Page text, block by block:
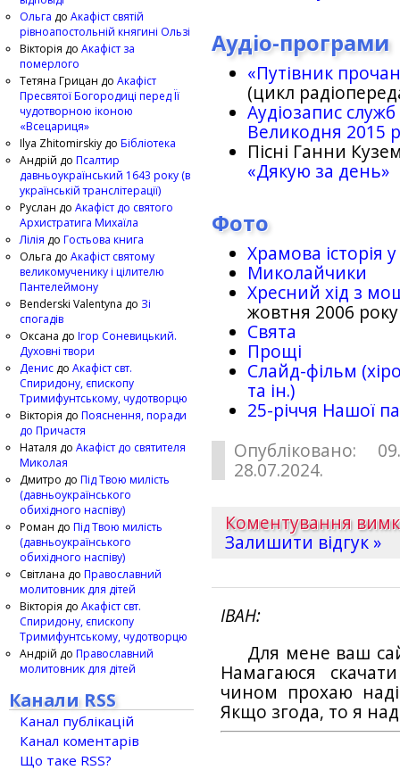
Аудіо-програми
«Путівник
(цикл
Аудіозапис
Великодня 2015
Пісні Ганни
«Дякую за день»
Фото
Храмова історія
Миколайчики
Хресний хід з
жовтня 2006 року
Свята
Прощі
Слайд-фільм
та ін.)
25-рiччя Нашої
Опубліковано:
28.07.2024.
Коментування
Залишити відгук »
ІВАН
Для мене ваш
Намагаюся
чином прохаю
Якщо згода, то я
Ольга до Акафіст святій
рівноапостольній княгині Ользі
Вікторія до Акафіст за
померлого
Тетяна Грицан до Акафіст
Пресвятої Богородиці перед Її
чудотворною іконою
«Всецариця»
Ilya Zhitomirskiy до Бібліотека
Андрій до Псалтир
давньоукраїнський 1643 року (в
українській транслітерації)
Руслан до Акафіст до святого
Архистратига Михаїла
Лілія до Гостьова книга
Ольга до Акафіст святому
великомученику і цілителю
Пантелеймону
Benderski Valentyna до Зі
спогадів
Оксана до Ігор Соневицький.
Духовні твори
Денис до Акафіст свт.
Спиридону, єпископу
Тримифунтському, чудотворцю
Вікторія до Пояснення, поради
до Причастя
Наталя до Акафіст до святителя
Миколая
Дмитро до Під Твою милість
(давньоукраїнського
обихідного наспіву)
Роман до Під Твою милість
(давньоукраїнського
обихідного наспіву)
Світлана до Православний
молитовник для дітей
Вікторія до Акафіст свт.
Спиридону, єпископу
Тримифунтському, чудотворцю
Андрій до Православний
молитовник для дітей
Канали RSS
Канал публікацій
Канал коментарів
Що таке RSS?